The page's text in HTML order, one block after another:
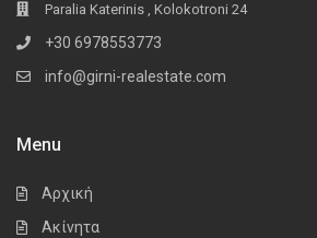
Paralia Katerinis , Kolokotroni 24
+30 6978553773
info@girni-realestate.com
Menu
Αρχική
Ακίνητα